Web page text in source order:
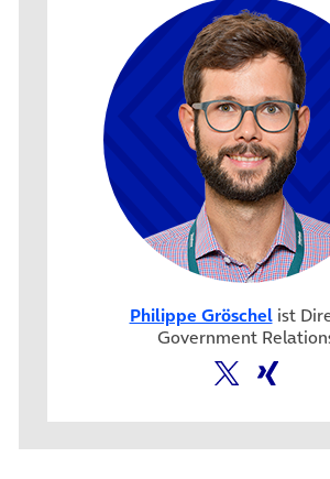
Philippe Gröschelist
Government